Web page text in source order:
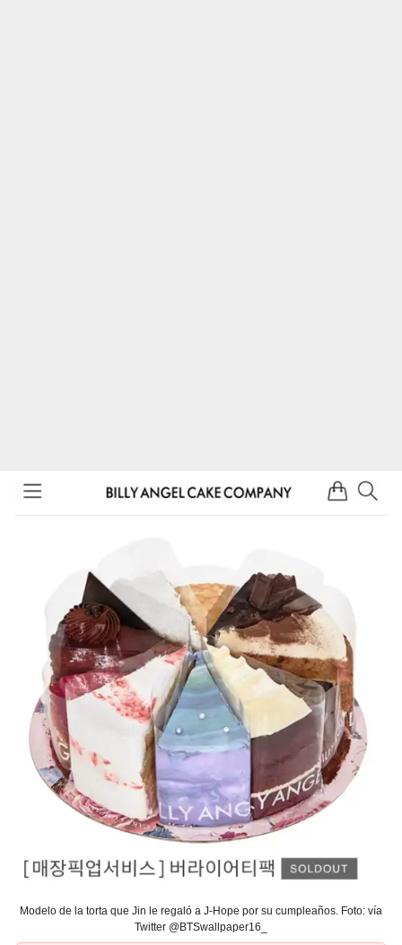
Modelo de la torta que Jin le regaló a J-Hope por su cumpleaños. Foto: vía
Twitter @BTSwallpaper16_